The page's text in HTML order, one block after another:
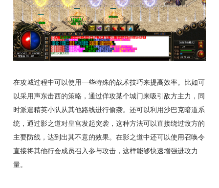
在攻城过程中可以使用一些特殊的战术技巧来提高效率。比如可
以采用声东击西的策略，通过佯攻某个城门来吸引敌方主力，同
时派遣精英小队从其他路线进行偷袭。还可以利用沙巴克暗道系
统，通过影之道对皇宫发起突袭，这种方法可以直接绕过敌方的
主要防线，达到出其不意的效果。在影之道中还可以使用召唤令
直接将其他行会成员召入参与攻击，这样能够快速增强进攻力
量。